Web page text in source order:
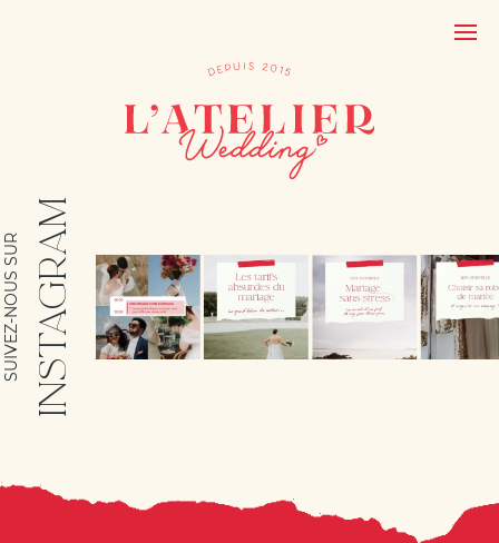
INSTAGRAM
SUIVEZ-NOUS SUR